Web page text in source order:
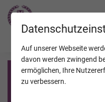
Registrierung
Auf unserer Webseite
davon werden zwingend
ermöglichen, Ihre
zu verbessern.
JAHRESTAGE